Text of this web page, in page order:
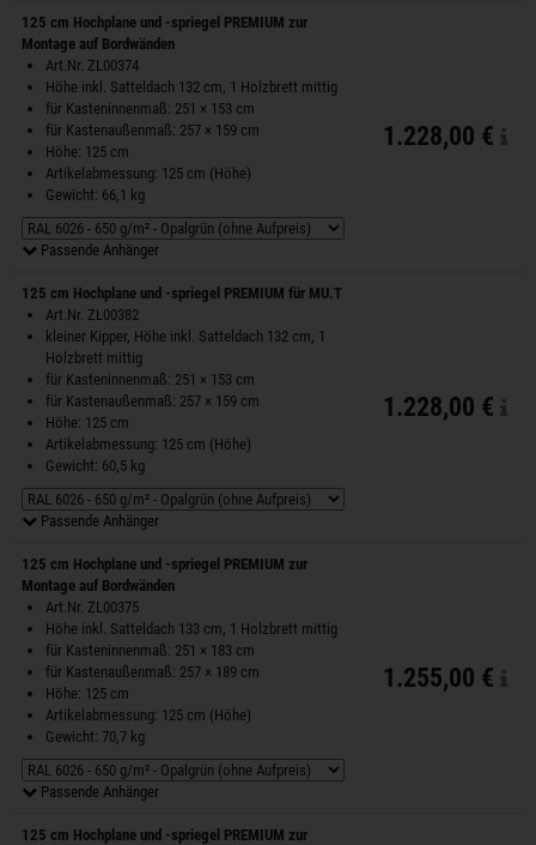
125 cm Hochplane und -spriegel PREMIUM zur
Montage auf Bordwänden
Art.Nr. ZL00374
Höhe inkl. Satteldach 132 cm, 1 Holzbrett mittig
für Kasteninnenmaß: 251 × 153 cm
für Kastenaußenmaß: 257 × 159 cm
Höhe: 125 cm
Artikelabmessung: 125 cm (Höhe)
Gewicht: 66,1 kg
Passende Anhänger
1.228,00 €
125 cm Hochplane und -spriegel PREMIUM für MU.T
Art.Nr. ZL00382
kleiner Kipper, Höhe inkl. Satteldach 132 cm, 1
Holzbrett mittig
für Kasteninnenmaß: 251 × 153 cm
für Kastenaußenmaß: 257 × 159 cm
Höhe: 125 cm
Artikelabmessung: 125 cm (Höhe)
Gewicht: 60,5 kg
Passende Anhänger
1.228,00 €
125 cm Hochplane und -spriegel PREMIUM zur
Montage auf Bordwänden
Art.Nr. ZL00375
Höhe inkl. Satteldach 133 cm, 1 Holzbrett mittig
für Kasteninnenmaß: 251 × 183 cm
für Kastenaußenmaß: 257 × 189 cm
Höhe: 125 cm
Artikelabmessung: 125 cm (Höhe)
Gewicht: 70,7 kg
Passende Anhänger
1.255,00 €
125 cm Hochplane und -spriegel PREMIUM zur